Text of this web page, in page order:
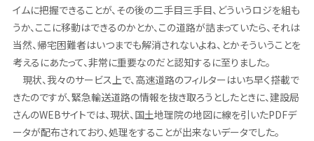
イムに把握できることが、その後の二手目三手目、どういうロジを組も
うか、ここに移動はできるのかとか、この道路が詰まっていたら、それは
当然、帰宅困難者はいつまでも解消されないよね、とかそういうことを
考えるにあたって、非常に重要なのだと認知するに至りました。
現状、我々のサービス上で、高速道路のフィルターはいち早く搭載で
きたのですが、緊急輸送道路の情報を抜き取ろうとしたときに、建設局
さんのWEBサイトでは、現状、国土地理院の地図に線を引いたPDFデ
ータが配布されており、処理をすることが出来ないデータでした。